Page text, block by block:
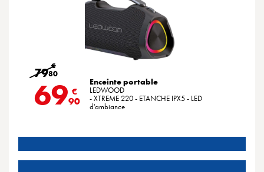
79 €
80
69 €
90
Enceinte portable
LEDWOOD
- XTREME 220 - ETANCHE IPX5 - LED
d'ambiance